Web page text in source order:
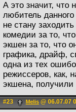
А это значит, что
любитель
не стану
комедии за то,
экшен за то, что
графика, драйф,
одна из тех
режиссеров, как,
экшена, получили
#23 Melis @ 06.07.07